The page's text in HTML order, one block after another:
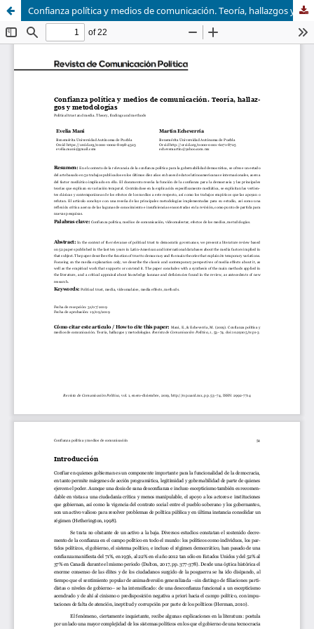
Confianza política y medios de comunicación. Teoría, hallazgos y metodologías